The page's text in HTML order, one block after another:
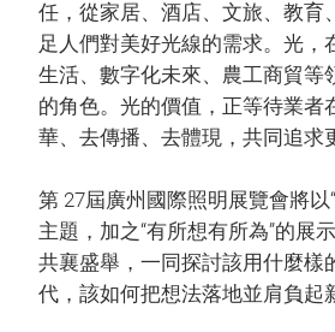
任，從家居、酒店、文旅、教育
足人們對美好光線的需求。光，
生活、數字化未來、農工商貿等
的角色。光的價值，正等待業者
華、去傳播、去體現，共同追求
第 27屆廣州國際照明展覽會將以
主題，加之“有所想有所為”的展
共襄盛舉，一同探討該用什麼樣
代，該如何把想法落地並肩負起